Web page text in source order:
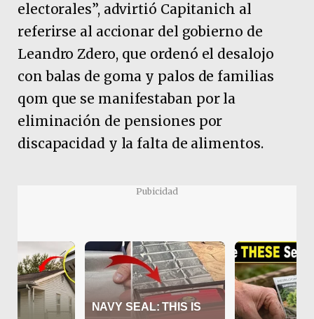
electorales”, advirtió Capitanich al
referirse al accionar del gobierno de
Leandro Zdero, que ordenó el desalojo
con balas de goma y palos de familias
qom que se manifestaban por la
eliminación de pensiones por
discapacidad y la falta de alimentos.
Pubicidad